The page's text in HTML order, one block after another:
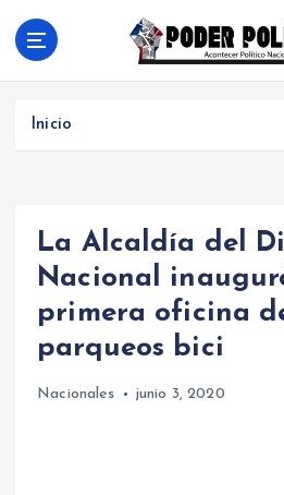
Acontecer Politico
Inicio
La Alcaldía del
Nacional
primera oficina
parqueos bici
Nacionales junio 3, 2020